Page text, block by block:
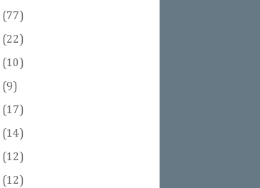
(77)
(22)
(10)
(9)
(17)
(14)
(12)
(12)